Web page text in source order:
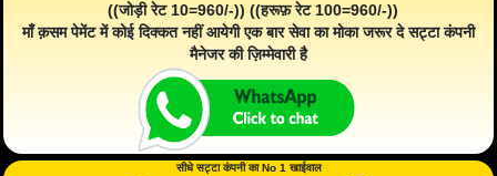
((जोड़ी रेट 10=960/-)) ((हरूफ़ रेट 100=960/-))
माँ क़सम पेमेंट में कोई दिक्कत नहीं आयेगी एक बार सेवा का मोका जरूर दे सट्टा कंपनी
मैनेजर की ज़िम्मेवारी है
सीधे सट्टा कंपनी का No 1 खाईवाल